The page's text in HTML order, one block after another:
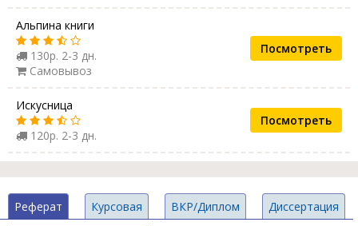
Альпина книги
130р. 2-3 дн.
Самовывоз
Посмотреть
Искусница
120р. 2-3 дн.
Посмотреть
Реферат Курсовая ВКР/Диплом Диссертация